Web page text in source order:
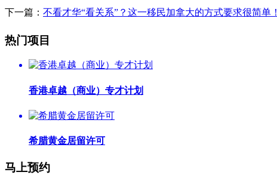
下一篇： 不看才华“看关系”？这一移民加拿大的方式要求很简单！
热门项目
香港卓越（商业）专才计划
希腊黄金居留许可
马上预约